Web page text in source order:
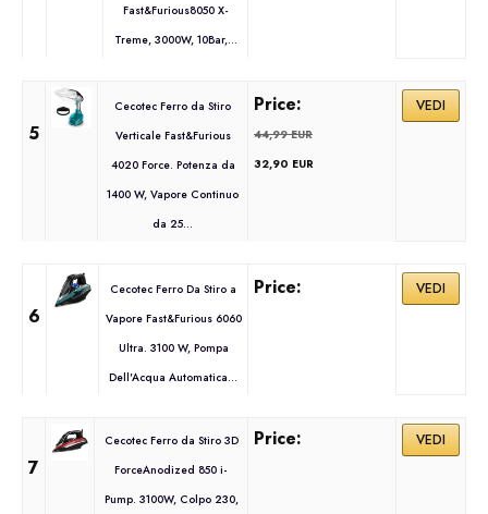
Fast&Furious8050 X-
Treme, 3000W, 10Bar,...
5
Cecotec Ferro da Stiro
Verticale Fast&Furious
4020 Force. Potenza da
1400 W, Vapore Continuo
da 25...
44,99 EUR
32,90 EUR
VEDI
6
Cecotec Ferro Da Stiro a
Vapore Fast&Furious 6060
Ultra. 3100 W, Pompa
Dell'Acqua Automatica...
VEDI
7
Cecotec Ferro da Stiro 3D
ForceAnodized 850 i-
Pump. 3100W, Colpo 230,
VEDI